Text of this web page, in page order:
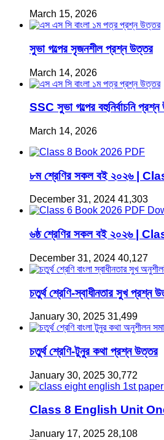
March 15, 2026
সুভা গল্পের সৃজনশীল প্রশ্ন উত্তর
March 14, 2026
SSC সুভা গল্পের বহুনির্বাচনি
March 14, 2026
৮ম শ্রেণির সকল বই ২০২৬ |
December 31, 2024 41,303
৬ষ্ঠ শ্রেণির সকল বই ২০২৬ |
December 31, 2024 40,127
চতুর্থ শ্রেণি-স্বাধীনতার সুখ প্রশ্ন
January 30, 2025 31,499
চতুর্থ শ্রেণি-টুনুর কথা প্রশ্ন উত্তর
January 30, 2025 30,772
Class 8 English Unit
January 17, 2025 28,108